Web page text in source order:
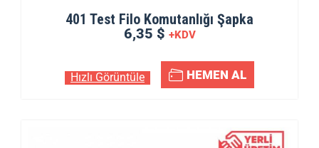
401 Test Filo Komutanlığı Şapka
6,35 $ +KDV
Hızlı Görüntüle HEMEN AL